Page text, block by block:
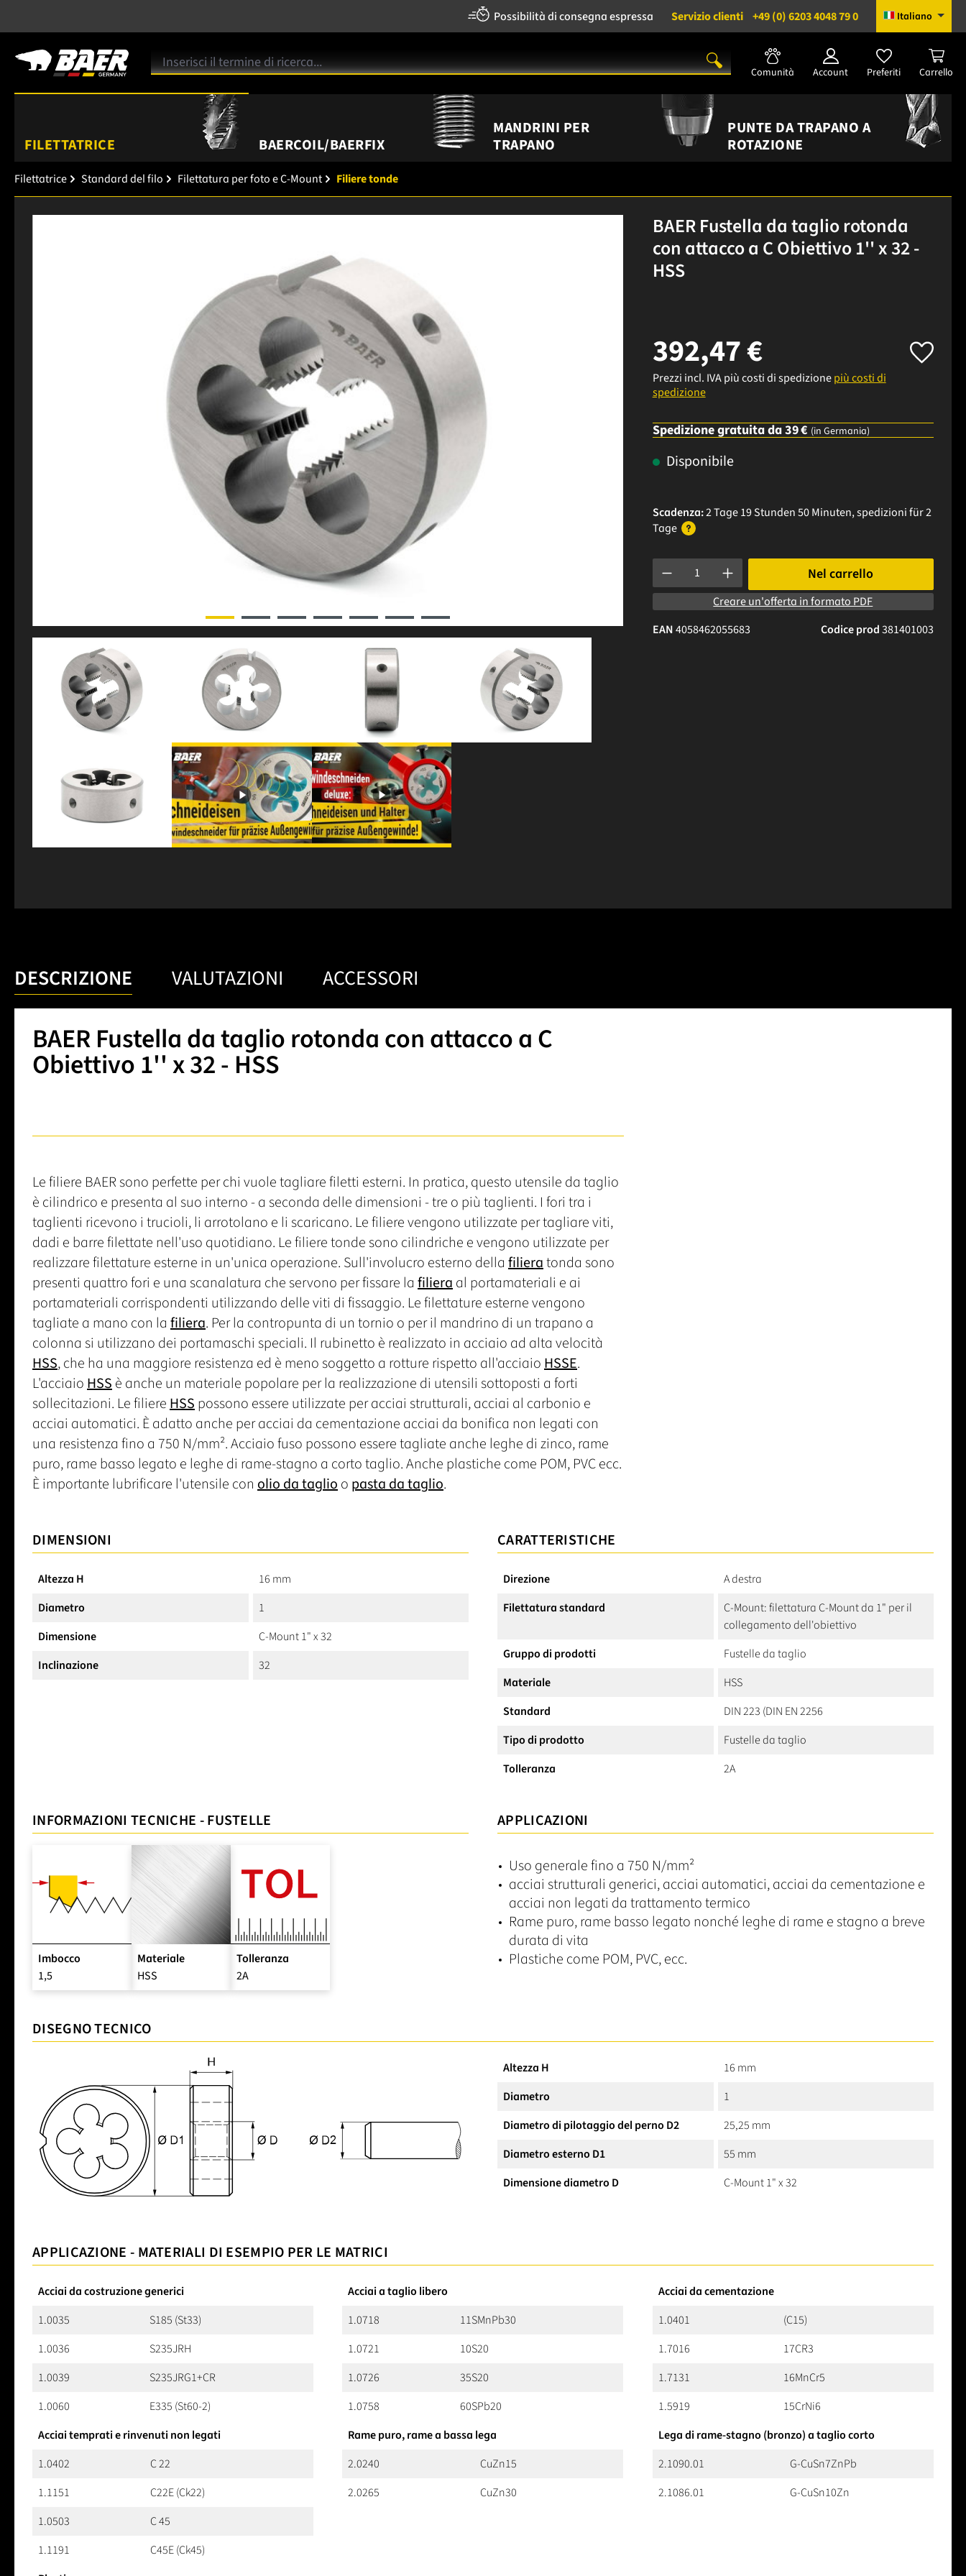
Possibilità di consegna espressa Servizio clienti +49 (0) 6203 4048 79 0 Italiano
Comunità Account Preferiti Carrello
FILETTATRICE BAERCOIL/BAERFIX
MANDRINI PER
TRAPANO
PUNTE DA TRAPANO A
ROTAZIONE
Filettatrice Standard del filo Filettatura per foto e C-Mount Filiere tonde
BAER Fustella da taglio rotonda
con attacco a C Obiettivo 1'' x 32 -
HSS
392,47 €
Prezzi incl. IVA più costi di spedizionepiù costi di
spedizione
Spedizione gratuita da 39 € (in Germania)
Disponibile
Scadenza:2 Tage 19 Stunden 50 Minuten, spedizionifür 2
Tage
Quantità del prodotto: inserisci la quantità desiderata o usa i
Nel carrello
Creare un'offerta in formato PDF
Codice prod381401003
EAN4058462055683
DESCRIZIONE VALUTAZIONI ACCESSORI
BAER Fustella da taglio rotonda con attacco a C
Obiettivo 1'' x 32 - HSS
Le filiere BAER sono perfette per chi vuole tagliare filetti esterni. In pratica, questo utensile da taglio
è cilindrico e presenta al suo interno - a seconda delle dimensioni - tre o più taglienti. I fori tra i
taglienti ricevono i trucioli, li arrotolano e li scaricano. Le filiere vengono utilizzate per tagliare viti,
dadi e barre filettate nell'uso quotidiano. Le filiere tonde sono cilindriche e vengono utilizzate per
realizzare filettature esterne in un'unica operazione. Sull'involucro esterno della filieratonda sono
presenti quattro fori e una scanalatura che servono per fissare la filieraal portamateriali e ai
portamateriali corrispondenti utilizzando delle viti di fissaggio. Le filettature esterne vengono
tagliate a mano con la filiera. Per la contropunta di un tornio o per il mandrino di un trapano a
colonna si utilizzano dei portamaschi speciali. Il rubinetto è realizzato in acciaio ad alta velocità
HSS, che ha una maggiore resistenza ed è meno soggetto a rotture rispetto all'acciaioHSSE.
L'acciaioHSSè anche un materiale popolare per la realizzazione di utensili sottoposti a forti
sollecitazioni. Le filiereHSSpossono essere utilizzate per acciai strutturali, acciai al carbonio e
acciai automatici. È adatto anche per acciai da cementazione acciai da bonifica non legati con
una resistenza fino a 750 N/mm². Acciaio fuso possono essere tagliate anche leghe di zinco, rame
puro, rame basso legato e leghe di rame-stagno a corto taglio. Anche plastiche come POM, PVC ecc.
È importante lubrificare l'utensile con olio da taglioo pasta da taglio.
DIMENSIONI
Altezza H
16 mm
Diametro
1
Dimensione
C-Mount 1" x 32
Inclinazione
32
CARATTERISTICHE
Direzione
A destra
Filettatura standard
C-Mount: filettatura C-Mount da 1" per il
collegamento dell'obiettivo
Gruppo di prodotti
Fustelle da taglio
Materiale
HSS
Standard
DIN 223 (DIN EN 2256
Tipo di prodotto
Fustelle da taglio
Tolleranza
2A
INFORMAZIONI TECNICHE - FUSTELLE
Imbocco
1,5
Materiale
HSS
Tolleranza
2A
APPLICAZIONI
Uso generale fino a 750 N/mm²
acciai strutturali generici, acciai automatici, acciai da cementazione e
acciai non legati da trattamento termico
Rame puro, rame basso legato nonché leghe di rame e stagno a breve
durata di vita
Plastiche come POM, PVC, ecc.
DISEGNO TECNICO
Altezza H
16 mm
Diametro
1
Diametro di pilotaggio del perno D2
25,25 mm
Diametro esterno D1
55 mm
Dimensione diametro D
C-Mount 1" x 32
APPLICAZIONE - MATERIALI DI ESEMPIO PER LE MATRICI
Acciai da costruzione generici
1.0035
S185 (St33)
1.0036
S235JRH
1.0039
S235JRG1+CR
1.0060
E335 (St60-2)
Acciai a taglio libero
1.0718
11SMnPb30
1.0721
10S20
1.0726
35S20
1.0758
60SPb20
Acciai da cementazione
1.0401
(C15)
1.7016
17CR3
1.7131
16MnCr5
1.5919
15CrNi6
Acciai temprati e rinvenuti non legati
1.0402
C 22
1.1151
C22E (Ck22)
1.0503
C 45
1.1191
C45E (Ck45)
Rame puro, rame a bassa lega
2.0240
CuZn15
2.0265
CuZn30
Lega di rame-stagno (bronzo) a taglio corto
2.1090.01
G-CuSn7ZnPb
2.1086.01
G-CuSn10Zn